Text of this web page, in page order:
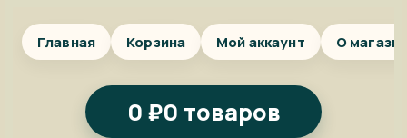
Главная Корзина Мой аккаунт О
0 ₽0 товаров